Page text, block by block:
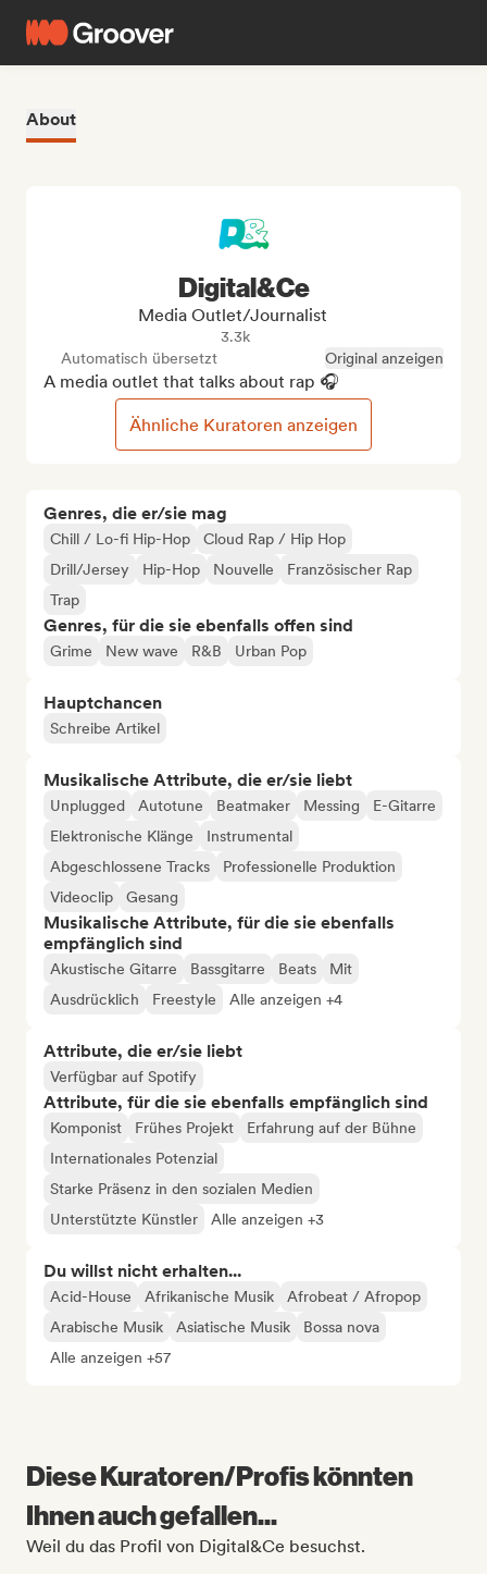
About
Genres, die er/sie mag
Chill / Lo-fi Hip-Hop
Cloud Rap / Hip Hop
Drill/Jersey
Hip-Hop Nouvelle
Französischer Rap
Trap
Genres, für die sie ebenfalls offen sind
Grime New wave R&B Urban Pop
Hauptchancen
Schreibe Artikel
Musikalische Attribute, die er/sie liebt
Unplugged Autotune Beatmaker Messing
E-Gitarre
Elektronische Klänge
Instrumental
Abgeschlossene Tracks
Professionelle Produktion
Videoclip
Gesang
Musikalische Attribute, für die sie ebenfalls
empfänglich sind
Akustische Gitarre Bassgitarre Beats
Mit
Ausdrücklich
Freestyle Alle anzeigen +4
Attribute, die er/sie liebt
Verfügbar auf Spotify
Attribute, für die sie ebenfalls empfänglich sind
Komponist Frühes Projekt
Erfahrung auf der Bühne
Internationales Potenzial
Starke Präsenz in den sozialen Medien
Unterstützte Künstler
Alle anzeigen +3
Du willst nicht erhalten...
Acid-House Afrikanische Musik
Afrobeat / Afropop
Arabische Musik
Asiatische Musik
Bossa nova
Alle anzeigen +57
Digital&Ce
Media Outlet/Journalist
3.3k
Automatisch übersetzt
Original anzeigen
A media outlet that talks about rap 🎧
Ähnliche Kuratoren anzeigen
Diese Kuratoren/Profis könnten
Ihnen auch gefallen...
Weil du das Profil von Digital&Ce besuchst.